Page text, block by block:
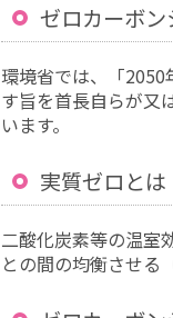
ゼロカーボン
環境省では、「
す旨を首長自らが又
います。
実質ゼロとは
二酸化炭素等の温室
との間の均衡させる